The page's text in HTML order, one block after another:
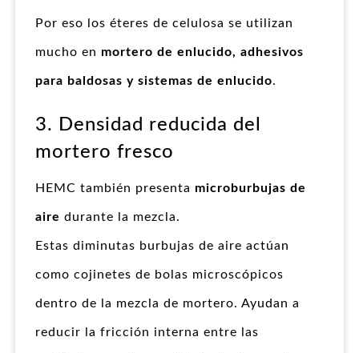
Por eso los éteres de celulosa se utilizan
mucho en mortero de enlucido, adhesivos
para baldosas y sistemas de enlucido.
3. Densidad reducida del
mortero fresco
HEMC también presenta microburbujas de
aire durante la mezcla.
Estas diminutas burbujas de aire actúan
como cojinetes de bolas microscópicos
dentro de la mezcla de mortero. Ayudan a
reducir la fricción interna entre las